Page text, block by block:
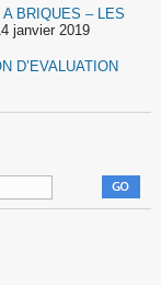
BRIQUES – LES
janvier 2019
D’EVALUATION